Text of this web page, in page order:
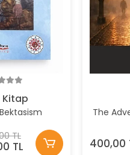
Kitap
TL
TL
The
400,00